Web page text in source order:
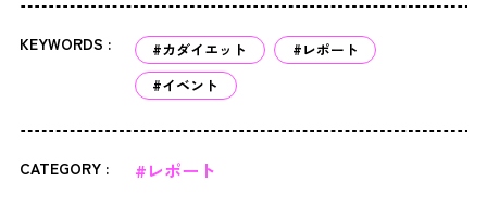
KEYWORDS : #カダイエット
#レポート
#イベント
CATEGORY : #レポート